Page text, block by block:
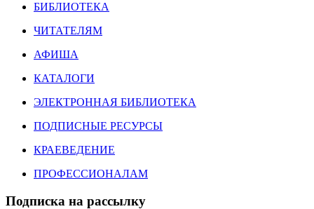
БИБЛИОТЕКА
ЧИТАТЕЛЯМ
АФИША
КАТАЛОГИ
ЭЛЕКТРОННАЯ БИБЛИОТЕКА
ПОДПИСНЫЕ РЕСУРСЫ
КРАЕВЕДЕНИЕ
ПРОФЕССИОНАЛАМ
Подписка на рассылку